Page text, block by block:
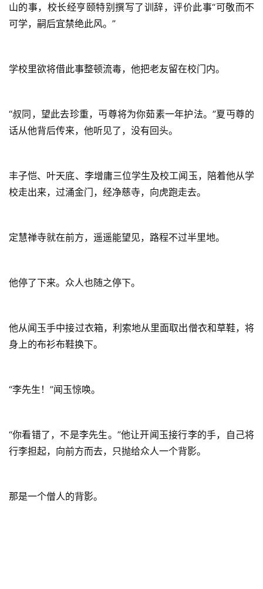
山的事，校长经亨颐特别撰写了训辞，评价此事“可敬而不
可学，嗣后宜禁绝此风。”
学校里欲将借此事整顿流毒，他把老友留在校门内。
“叔同，望此去珍重，丏尊将为你茹素一年护法。”夏丏尊的
话从他背后传来，他听见了，没有回头。
丰子恺、叶天底、李增庸三位学生及校工闻玉，陪着他从学
校走出来，过涌金门，经净慈寺，向虎跑走去。
定慧禅寺就在前方，遥遥能望见，路程不过半里地。
他停了下来。众人也随之停下。
他从闻玉手中接过衣箱，利索地从里面取出僧衣和草鞋，将
身上的布衫布鞋换下。
“李先生！”闻玉惊唤。
“你看错了，不是李先生。”他让开闻玉接行李的手，自己将
行李担起，向前方而去，只抛给众人一个背影。
那是一个僧人的背影。